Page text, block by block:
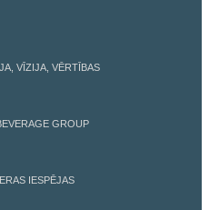
VĪZIJA, VĒRTĪBAS
GROUP
IESPĒJAS